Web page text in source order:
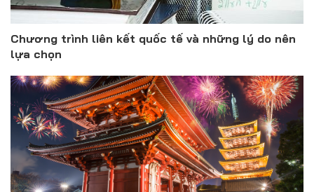
Chương trình liên kết quốc tế và những lý do nên
lựa chọn